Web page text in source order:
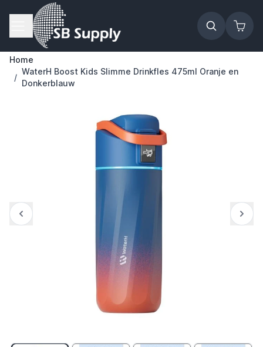
Ga naar de inhoud
Home
/
WaterH Boost Kids Slimme Drinkfles 475ml Oranje en
Donkerblauw